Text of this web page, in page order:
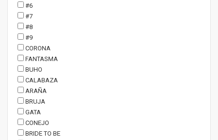
#6
#7
#8
#9
CORONA
FANTASMA
BUHO
CALABAZA
ARAÑA
BRUJA
GATA
CONEJO
BRIDE TO BE